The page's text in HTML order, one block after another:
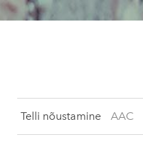
Telli nõustamine AAC